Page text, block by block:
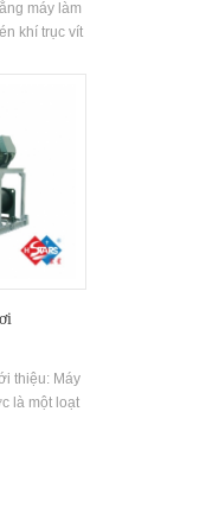
máy làm
khí trục vít
Stars Air
lượng
thiệu: Máy
là một loạt